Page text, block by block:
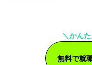
＼かん
無料で就